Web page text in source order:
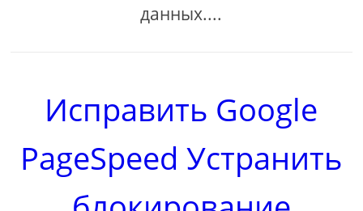
данных....
Исправить Google
PageSpeed ​​Устранить